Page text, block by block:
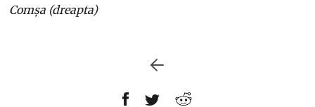
Comșa (dreapta)